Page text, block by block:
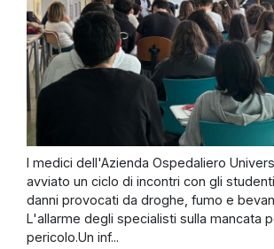
I medici dell'Azienda Ospedaliero
avviato un ciclo di incontri con gli
danni provocati da droghe, fumo e
L'allarme degli specialisti sulla mancata
pericolo.Un inf...